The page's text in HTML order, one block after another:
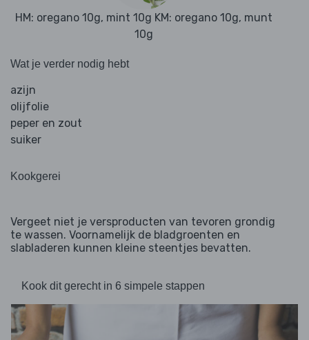
HM: oregano 10g, mint 10g KM: oregano 10g, munt
10g
Wat je verder nodig hebt
azijn
olijfolie
peper en zout
suiker
Kookgerei
Vergeet niet je versproducten van tevoren grondig
te wassen. Voornamelijk de bladgroenten en
slabladeren kunnen kleine steentjes bevatten.
Kook dit gerecht in 6 simpele stappen